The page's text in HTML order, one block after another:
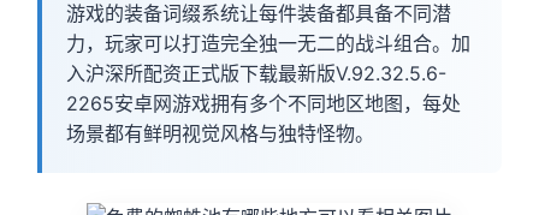
游戏的装备词缀系统让每件装备都具备不同潜
力，玩家可以打造完全独一无二的战斗组合。加
入沪深所配资正式版下载最新版V.92.32.5.6-
2265安卓网游戏拥有多个不同地区地图，每处
场景都有鲜明视觉风格与独特怪物。